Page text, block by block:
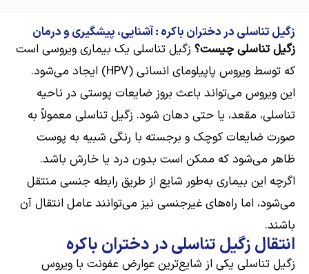
زگیل تناسلی در دختران باکره : آشنایی، پیشگیری و درمان
زگیل تناسلی چیست؟ زگیل تناسلی یک بیماری ویروسی است
که توسط ویروس پاپیلومای انسانی (HPV) ایجاد می‌شود.
این ویروس می‌تواند باعث بروز ضایعات پوستی در ناحیه
تناسلی، مقعد، یا حتی دهان شود. زگیل تناسلی معمولاً به
صورت ضایعات کوچک و برجسته با رنگی شبیه به پوست
ظاهر می‌شود که ممکن است بدون درد یا خارش باشد.
اگرچه این بیماری به‌طور شایع از طریق رابطه جنسی منتقل
می‌شود، اما راه‌های غیرجنسی نیز می‌توانند عامل انتقال آن
باشند.
انتقال زگیل تناسلی در دختران باکره
زگیل تناسلی یکی از شایع‌ترین عوارض عفونت با ویروس
ارسال